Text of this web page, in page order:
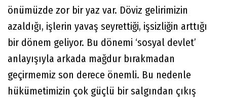
önümüzde zor bir yaz var. Döviz gelirimizin
azaldığı, işlerin yavaş seyrettiği, işsizliğin arttığı
bir dönem geliyor. Bu dönemi ‘sosyal devlet’
anlayışıyla arkada mağdur bırakmadan
geçirmemiz son derece önemli. Bu nedenle
hükümetimizin çok güçlü bir salgından çıkış